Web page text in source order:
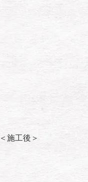
＜施工後＞